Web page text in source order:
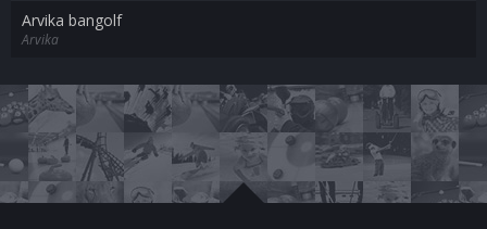
Arvika bangolf
Arvika